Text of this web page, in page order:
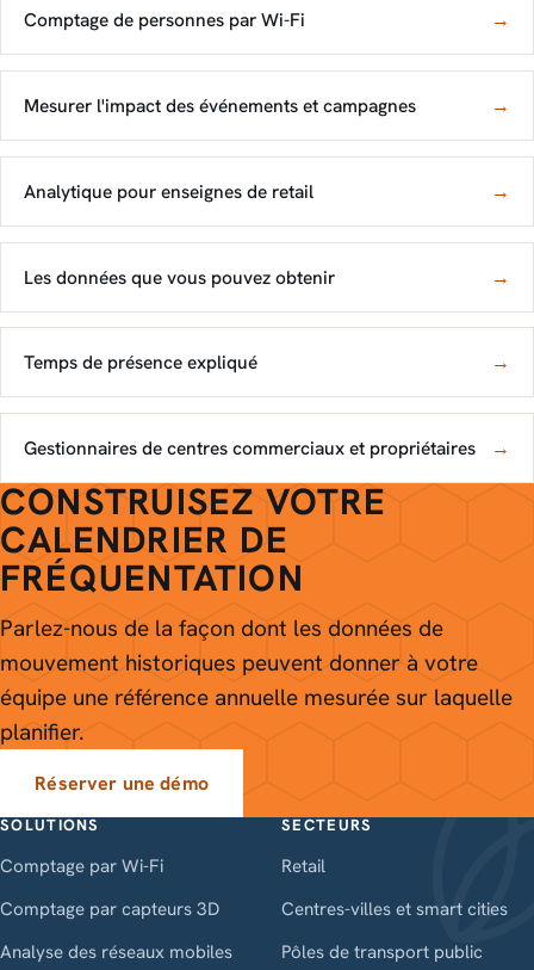
Comptage de personnes par Wi-Fi →
Mesurer l'impact des événements et campagnes →
Analytique pour enseignes de retail →
Les données que vous pouvez obtenir →
Temps de présence expliqué →
Gestionnaires de centres commerciaux et propriétaires →
CONSTRUISEZ VOTRE
CALENDRIER DE
FRÉQUENTATION
Parlez-nous de la façon dont les données de
mouvement historiques peuvent donner à votre
équipe une référence annuelle mesurée sur laquelle
planifier.
Réserver une démo
SOLUTIONS
Comptage par Wi-Fi
Comptage par capteurs 3D
Analyse des réseaux mobiles
SECTEURS
Retail
Centres-villes et smart cities
Pôles de transport public